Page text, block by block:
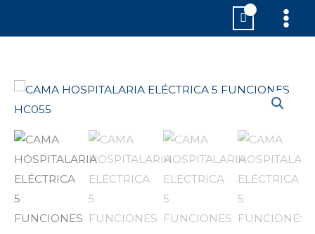
CAMA
HOSPITALARIA
ELÉCTRICA
FUNCIONES
HC055
cantidad